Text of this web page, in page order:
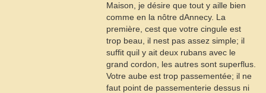
Maison, je désire que tout y aille bien
comme en la nôtre dAnnecy. La
première, cest que votre cingule est
trop beau, il nest pas assez simple; il
suffit quil y ait deux rubans avec le
grand cordon, les autres sont superflus.
Votre aube est trop passementée; il ne
faut point de passementerie dessus ni